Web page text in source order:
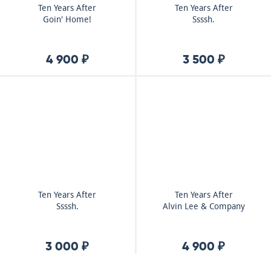
Ten Years After
Goin' Home!
4 900 ₽
Ten Years After
Ssssh.
3 500 ₽
Ten Years After
Ssssh.
3 000 ₽
Ten Years After
Alvin Lee & Company
4 900 ₽